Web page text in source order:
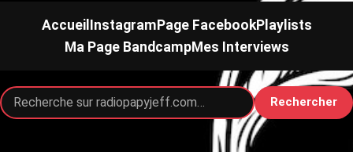
Accueil InstagramPage FacebookPlaylists
Ma Page BandcampMes Interviews
Rechercher